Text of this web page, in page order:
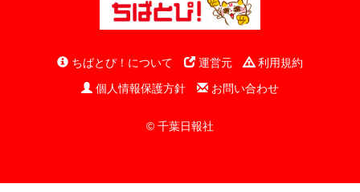
ちばとぴ！について 運営元
利用規約
個人情報保護方針
お問い合わせ
© 千葉日報社